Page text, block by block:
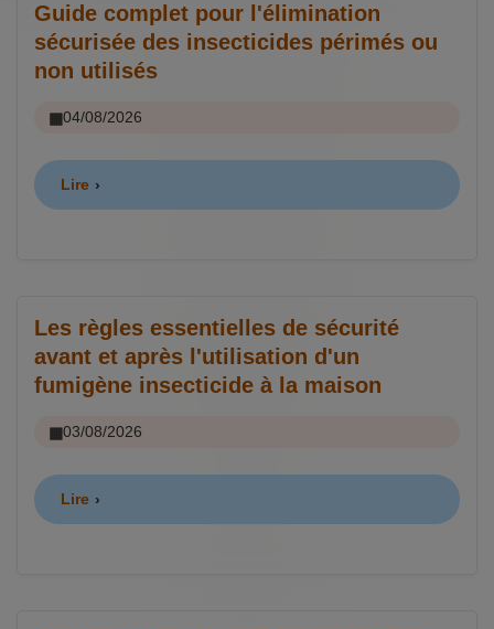
Guide complet pour l'élimination
sécurisée des insecticides périmés ou
non utilisés
04/08/2026
Lire
Les règles essentielles de sécurité
avant et après l'utilisation d'un
fumigène insecticide à la maison
03/08/2026
Lire